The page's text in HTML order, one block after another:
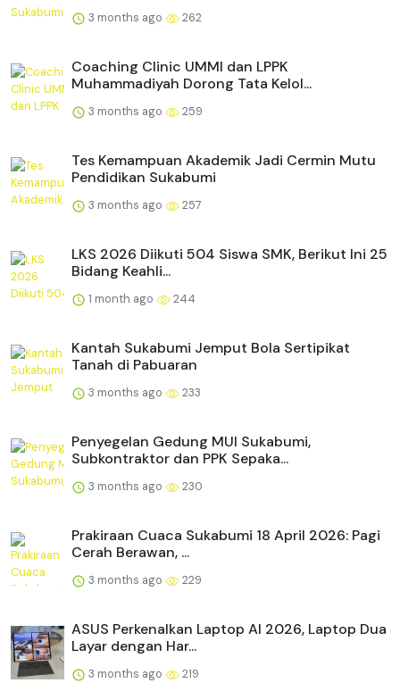
3 months ago 262
Coaching Clinic UMMI dan LPPK
Muhammadiyah Dorong Tata Kelol...
3 months ago 259
Tes Kemampuan Akademik Jadi Cermin Mutu
Pendidikan Sukabumi
3 months ago 257
LKS 2026 Diikuti 504 Siswa SMK, Berikut Ini 25
Bidang Keahli...
1 month ago 244
Kantah Sukabumi Jemput Bola Sertipikat
Tanah di Pabuaran
3 months ago 233
Penyegelan Gedung MUI Sukabumi,
Subkontraktor dan PPK Sepaka...
3 months ago 230
Prakiraan Cuaca Sukabumi 18 April 2026: Pagi
Cerah Berawan, ...
3 months ago 229
ASUS Perkenalkan Laptop AI 2026, Laptop Dua
Layar dengan Har...
3 months ago 219